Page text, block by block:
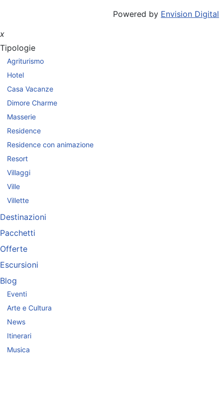
Powered by Envision Digital
x
Tipologie
Agriturismo
Hotel
Casa Vacanze
Dimore Charme
Masserie
Residence
Residence con animazione
Resort
Villaggi
Ville
Villette
Destinazioni
Pacchetti
Offerte
Escursioni
Blog
Eventi
Arte e Cultura
News
Itinerari
Musica